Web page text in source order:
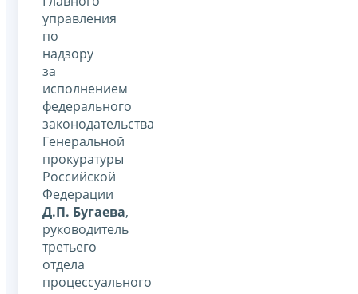
управления
по
надзору
за
исполнением
федерального
законодательства
Генеральной
прокуратуры
Российской
Федерации
Д.П. Бугаева,
руководитель
третьего
отдела
процессуального